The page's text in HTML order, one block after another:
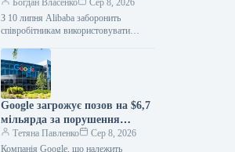
загрози безпеці
З 10 липня Alibaba заборонить
співробітникам використовувати
середовищах і запропонує перейти на
власну платформу Qoder. Про…
Google загрожує позов на $6,7
мільярда за порушення
антимонопольного
законодавства
Тетяна Павленко
Сер 8, 2026
Компанія Google, що належить